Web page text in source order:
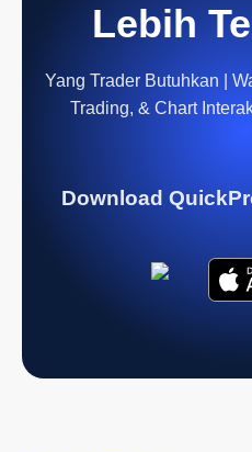
Lebih
Yang Trader Butuhkan |
Trading, & Chart
Download